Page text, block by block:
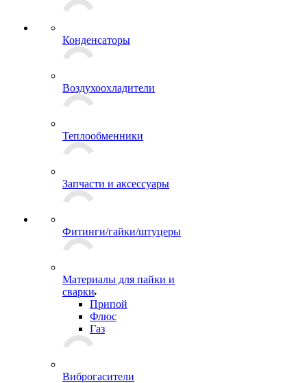
Конденсаторы
Воздухоохладители
Теплообменники
Запчасти и аксессуары
Фитинги/гайки/штуцеры
Материалы для пайки и
сварки
Припой
Флюс
Газ
Виброгасители